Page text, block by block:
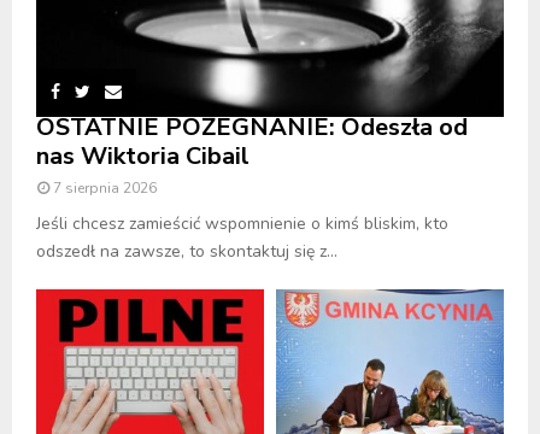
OSTATNIE POŻEGNANIE: Odeszła od
nas Wiktoria Cibail
7 sierpnia 2026
Jeśli chcesz zamieścić wspomnienie o kimś bliskim, kto
odszedł na zawsze, to skontaktuj się z...